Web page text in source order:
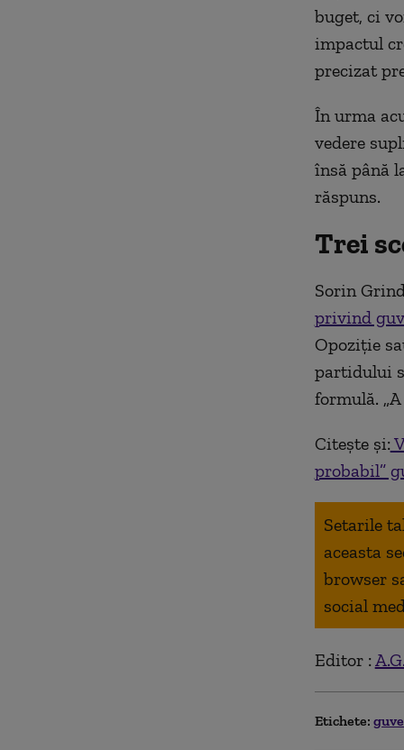
buget, ci
impactul
precizat
În urma
vedere
însă până
răspuns.
Trei
Sorin
privind
Opoziție
partidului
formulă.
Citește și:
probabil”
Setarile
aceasta
browser
social
Editor : A.G.
Etichete: